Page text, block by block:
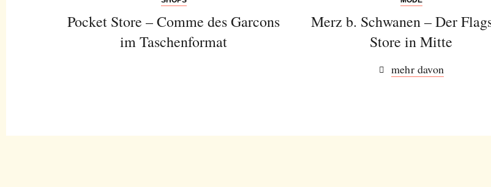
Pocket Store – Comme des Garcons
im Taschenformat
Merz b. Schwanen – Der
Store in Mitte
mehr davon